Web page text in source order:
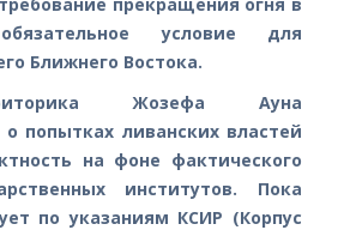
условие для
Ближнего Востока.
Жозефа Ауна
о попытках ливанских властей
на фоне фактического
институтов. Пока
по указаниям КСИР (Корпус